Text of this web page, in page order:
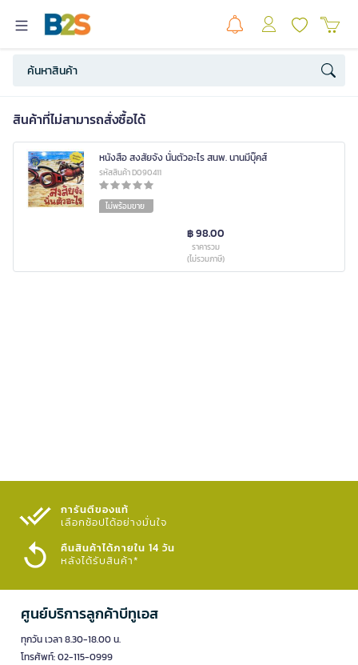
สินค้าที่ไม่สามารถสั่งซื้อได้
หนังสือ สงสัยจัง นั่นตัวอะไร สนพ. นานมีบุ๊คส์
รหัสสินค้า D090411
ไม่พร้อมขาย
฿ 98.00
ราคารวม
(ไม่รวมภาษี)
การันตีของแท้
เลือกช้อปได้อย่างมั่นใจ​
คืนสินค้าได้ภายใน 14 วัน
หลังได้รับสินค้า*
ศูนย์บริการลูกค้าบีทูเอส
ทุกวัน เวลา 8.30-18.00 น.
โทรศัพท์: 02-115-0999